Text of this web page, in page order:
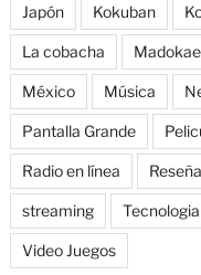
Japón Kokuban
La cobacha
México Música
Pantalla Grande
Radio en línea Reseña
streaming Tecnologia
Video Juegos